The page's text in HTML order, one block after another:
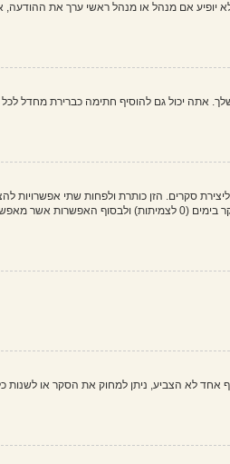
אם מנהל או מנהל ראשי ערך את ההודעה,
אתה יכול גם להוסיף חתימה כברירת מחדל לכל
סקרים. הזן כותרת ולפחות שתי אפשרויות
וודא שכל אפשרות בשורה נפרדת בתיבת הטקסט. אתה יכול גם לקבוע את מספר האפשרויות אשר משתמשים יכולים לבחור במשך ההצבעה תחת “אפשרויות לכל
אחד לא הצביע, ניתן למחוק את הסקר או לשנות